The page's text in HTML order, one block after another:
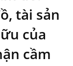
tài sản
của
cầm